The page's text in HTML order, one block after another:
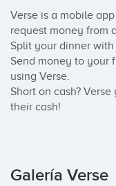
Verse is a mobile
request money from
Split your dinner
Send money to your
using Verse.
Short on cash?
their cash!
Galería Verse